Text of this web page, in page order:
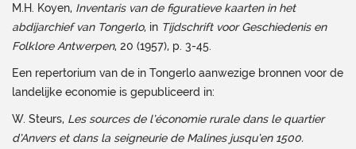
M.H. Koyen, Inventaris van de figuratieve kaarten in het
abdijarchief van Tongerlo, in Tijdschrift voor Geschiedenis en
Folklore Antwerpen, 20 (1957), p. 3-45.
Een repertorium van de in Tongerlo aanwezige bronnen voor de
landelijke economie is gepubliceerd in:
W. Steurs, Les sources de l’économie rurale dans le quartier
d’Anvers et dans la seigneurie de Malines jusqu’en 1500.